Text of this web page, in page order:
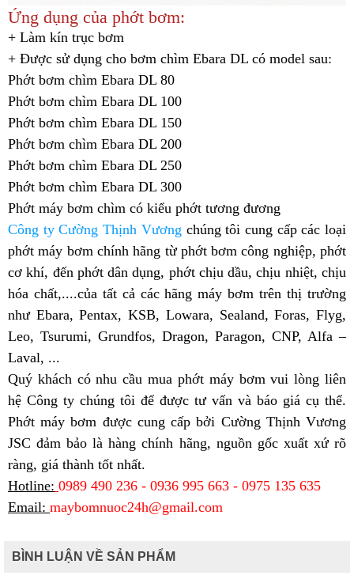
Ứng dụng của phớt bơm:
+ Làm kín trục bơm
+ Được sử dụng cho bơm chìm Ebara DL có model sau:
Phớt bơm chìm Ebara DL 80
Phớt bơm chìm Ebara DL 100
Phớt bơm chìm Ebara DL 150
Phớt bơm chìm Ebara DL 200
Phớt bơm chìm Ebara DL 250
Phớt bơm chìm Ebara DL 300
Phớt máy bơm chìm có kiểu phớt tương đương
Công ty Cường Thịnh Vương chúng tôi cung cấp các loại
phớt máy bơm chính hãng từ phớt bơm công nghiệp, phớt
cơ khí, đến phớt dân dụng, phớt chịu dầu, chịu nhiệt, chịu
hóa chất,....của tất cả các hãng máy bơm trên thị trường
như Ebara, Pentax, KSB, Lowara, Sealand, Foras, Flyg,
Leo, Tsurumi, Grundfos, Dragon, Paragon, CNP, Alfa –
Laval, ...
Quý khách có nhu cầu mua phớt máy bơm vui lòng liên
hệ Công ty chúng tôi để được tư vấn và báo giá cụ thể.
Phớt máy bơm được cung cấp bởi Cường Thịnh Vương
JSC đảm bảo là hàng chính hãng, nguồn gốc xuất xứ rõ
ràng, giá thành tốt nhất.
Hotline: 0989 490 236 - 0936 995 663 - 0975 135 635
Email: maybomnuoc24h@gmail.com
BÌNH LUẬN VỀ SẢN PHẨM